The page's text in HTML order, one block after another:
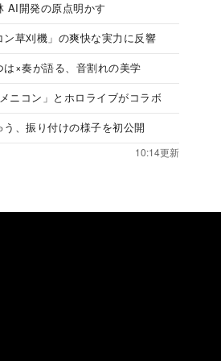
AI開発の原点明かす
ン草刈機」の爽快な実力に反響
は×奏が語る、音割れの美学
メニコン」とホロライブがコラボ
う、振り付けの様子を初公開
10:14更新